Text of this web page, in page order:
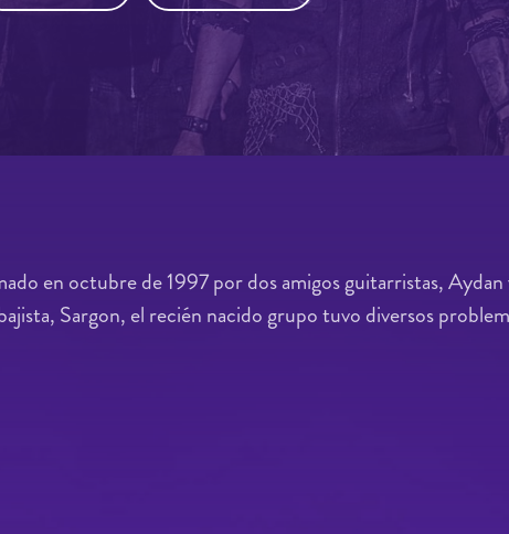
en octubre de 1997 por dos amigos guitarristas,
Sargon, el recién nacido grupo tuvo diversos